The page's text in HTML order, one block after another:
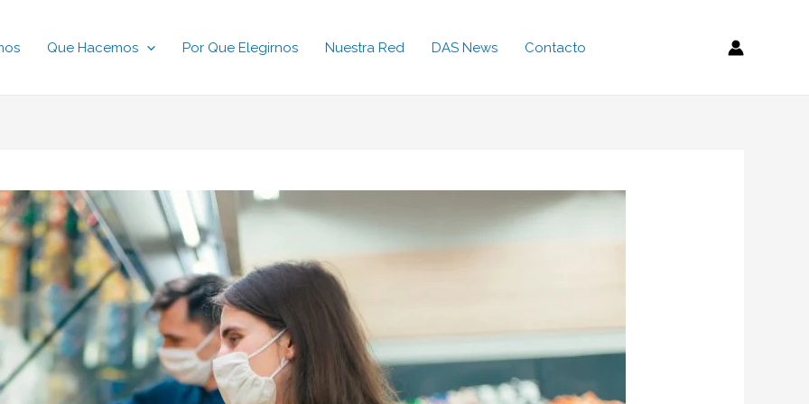
Que Hacemos Por Que Elegirnos Nuestra Red DAS News Contacto